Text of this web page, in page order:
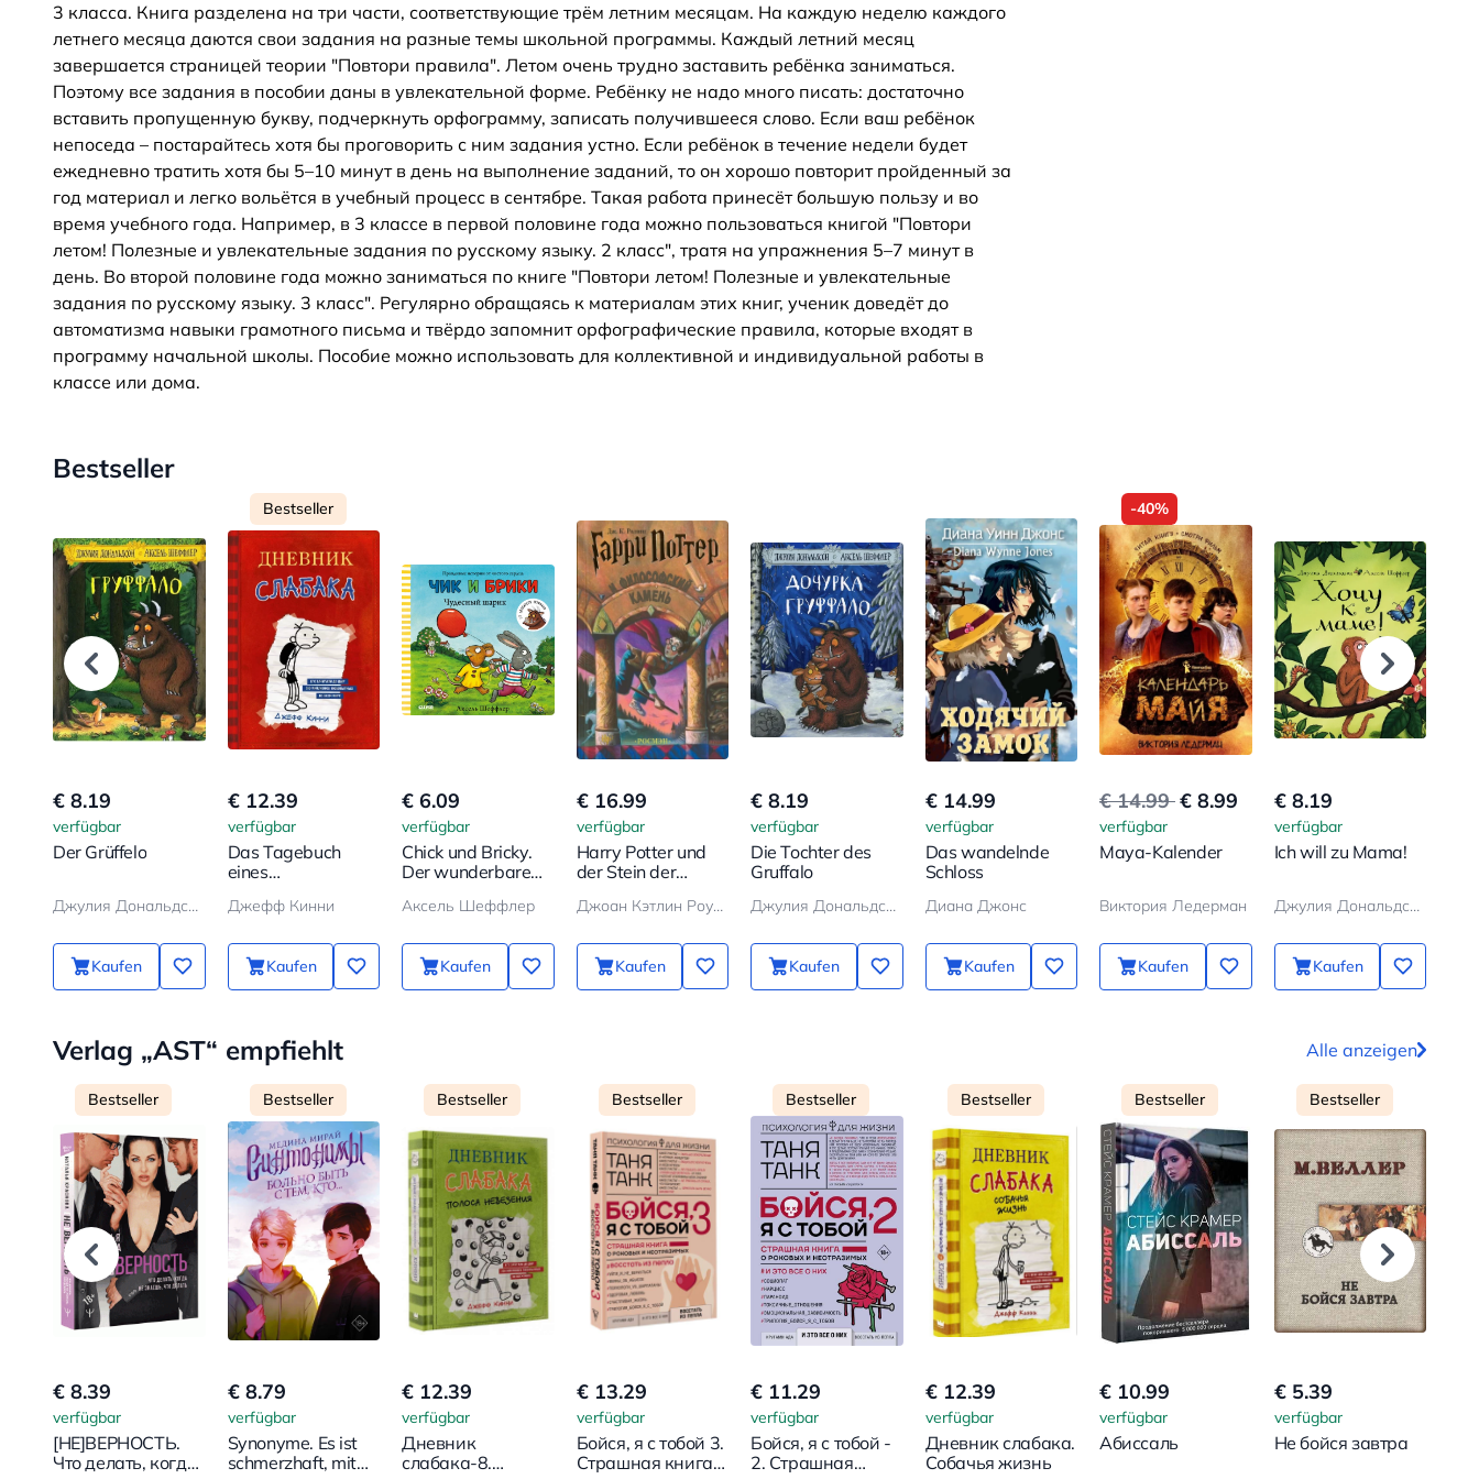
3 класса. Книга разделена на три части, соответствующие трём летним месяцам. На каждую неделю каждого
летнего месяца даются свои задания на разные темы школьной программы. Каждый летний месяц
завершается страницей теории "Повтори правила". Летом очень трудно заставить ребёнка заниматься.
Поэтому все задания в пособии даны в увлекательной форме. Ребёнку не надо много писать: достаточно
вставить пропущенную букву, подчеркнуть орфограмму, записать получившееся слово. Если ваш ребёнок
непоседа – постарайтесь хотя бы проговорить с ним задания устно. Если ребёнок в течение недели будет
ежедневно тратить хотя бы 5–10 минут в день на выполнение заданий, то он хорошо повторит пройденный за
год материал и легко вольётся в учебный процесс в сентябре. Такая работа принесёт большую пользу и во
время учебного года. Например, в 3 классе в первой половине года можно пользоваться книгой "Повтори
летом! Полезные и увлекательные задания по русскому языку. 2 класс", тратя на упражнения 5–7 минут в
день. Во второй половине года можно заниматься по книге "Повтори летом! Полезные и увлекательные
задания по русскому языку. 3 класс". Регулярно обращаясь к материалам этих книг, ученик доведёт до
автоматизма навыки грамотного письма и твёрдо запомнит орфографические правила, которые входят в
программу начальной школы. Пособие можно использовать для коллективной и индивидуальной работы в
классе или дома.
Bestseller
€ 8.19
verfügbar
Der Grüffelo
Джулия Дональдсон, Аксель Шеффлер
Kaufen
Bestseller
€ 12.39
verfügbar
Das Tagebuch
eines
Джефф Кинни
Kaufen
€ 6.09
verfügbar
Chick und Bricky.
Der wunderbare
Аксель Шеффлер
Kaufen
€ 16.99
verfügbar
Harry Potter und
der Stein der
Джоан Кэтлин Роулинг
Kaufen
€ 8.19
verfügbar
Die Tochter des
Gruffalo
Джулия Дональдсон
Kaufen
€ 14.99
verfügbar
Das wandelnde
Schloss
Диана Джонс
Kaufen
-40%
€ 14.99€ 8.99
verfügbar
Maya-Kalender
Виктория Ледерман
Kaufen
€ 8.19
verfügbar
Ich will zu Mama!
Джулия Дональдсон, Аксель Шеффлер
Kaufen
Verlag „AST“ empfiehlt Alle anzeigen
Bestseller
€ 8.39
verfügbar
[НЕ]ВЕРНОСТЬ.
Что делать, когда
Bestseller
€ 8.79
verfügbar
Synonyme. Es ist
schmerzhaft, mit
Bestseller
€ 12.39
verfügbar
Дневник
слабака-8.
Bestseller
€ 13.29
verfügbar
Бойся, я с тобой 3.
Страшная книга о
Bestseller
€ 11.29
verfügbar
Бойся, я с тобой -
2. Страшная
Bestseller
€ 12.39
verfügbar
Дневник слабака.
Собачья жизнь
Bestseller
€ 10.99
verfügbar
Абиссаль
Bestseller
€ 5.39
verfügbar
Не бойся завтра